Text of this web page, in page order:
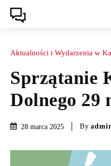
Aktualności i Wydarzenia w
Sprzątanie
Dolnego 29
28 marca 2025 By